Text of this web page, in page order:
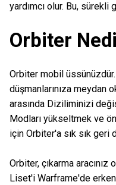
yardımcı olur. Bu, sürekli
Orbiter
Orbiter mobil
düşmanlarınıza meydan
arasında Diziliminizi
Modları yükseltmek ve
için Orbiter'a sık sık geri
Orbiter, çıkarma aracınız
Liset'i Warframe'de